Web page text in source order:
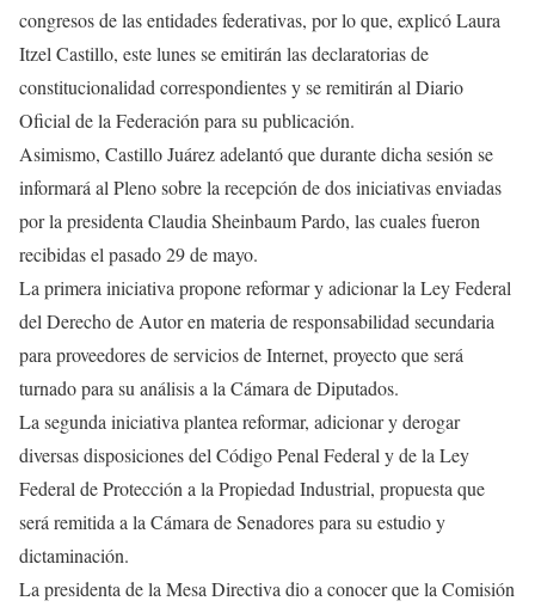
congresos de las entidades federativas, por lo que, explicó Laura
Itzel Castillo, este lunes se emitirán las declaratorias de
constitucionalidad correspondientes y se remitirán al Diario
Oficial de la Federación para su publicación.
Asimismo, Castillo Juárez adelantó que durante dicha sesión se
informará al Pleno sobre la recepción de dos iniciativas enviadas
por la presidenta Claudia Sheinbaum Pardo, las cuales fueron
recibidas el pasado 29 de mayo.
La primera iniciativa propone reformar y adicionar la Ley Federal
del Derecho de Autor en materia de responsabilidad secundaria
para proveedores de servicios de Internet, proyecto que será
turnado para su análisis a la Cámara de Diputados.
La segunda iniciativa plantea reformar, adicionar y derogar
diversas disposiciones del Código Penal Federal y de la Ley
Federal de Protección a la Propiedad Industrial, propuesta que
será remitida a la Cámara de Senadores para su estudio y
dictaminación.
La presidenta de la Mesa Directiva dio a conocer que la Comisión